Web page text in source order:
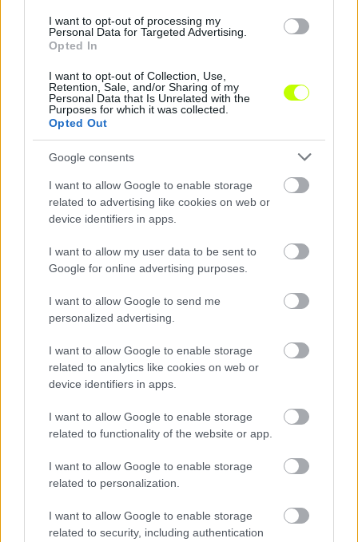
I want to opt-out of processing my
Personal Data for Targeted Advertising.
Opted In
I want to opt-out of Collection, Use,
Retention, Sale, and/or Sharing of my
Personal Data that Is Unrelated with the
Purposes for which it was collected.
Opted Out
Google consents
I want to allow Google to enable storage
related to advertising like cookies on web or
device identifiers in apps.
I want to allow my user data to be sent to
Google for online advertising purposes.
I want to allow Google to send me
personalized advertising.
I want to allow Google to enable storage
related to analytics like cookies on web or
device identifiers in apps.
I want to allow Google to enable storage
related to functionality of the website or app.
I want to allow Google to enable storage
related to personalization.
I want to allow Google to enable storage
related to security, including authentication
KAPCSOLÓDÓ HÍREK
Hírek
Frenks Davids Orols elárulta, milyen ETO-ra számít a
2026.08.07.